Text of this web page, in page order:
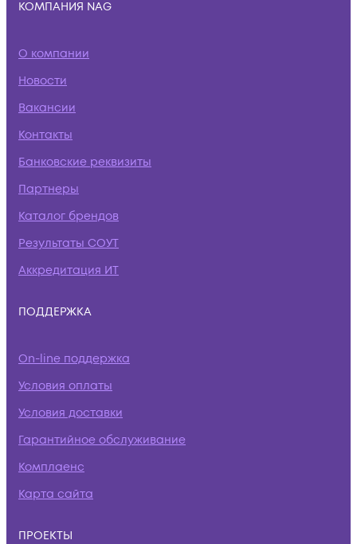
КОМПАНИЯ NAG
О компании
Новости
Вакансии
Контакты
Банковские реквизиты
Партнеры
Каталог брендов
Результаты СОУТ
Аккредитация ИТ
ПОДДЕРЖКА
On-line поддержка
Условия оплаты
Условия доставки
Гарантийное обслуживание
Комплаенс
Карта сайта
ПРОЕКТЫ